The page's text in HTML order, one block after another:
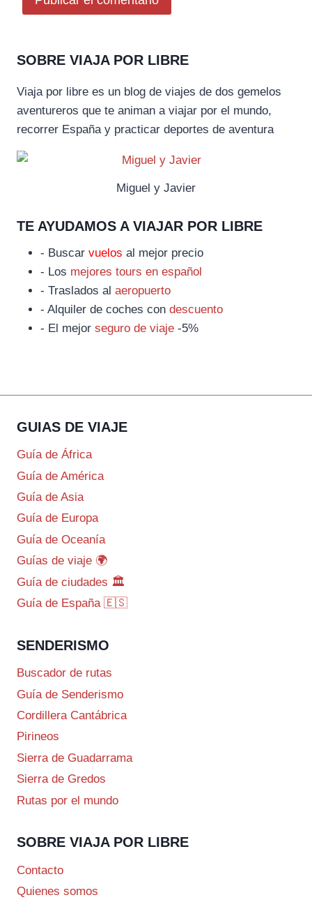
SOBRE VIAJA POR LIBRE
Viaja por libre es un blog de viajes de dos gemelos
aventureros que te animan a viajar por el mundo,
recorrer España y practicar deportes de aventura
Miguel y Javier
TE AYUDAMOS A VIAJAR POR LIBRE
- Buscar vuelos al mejor precio
- Los mejores tours en español
- Traslados al aeropuerto
- Alquiler de coches con descuento
- El mejor seguro de viaje -5%
GUIAS DE VIAJE
Guía de África
Guía de América
Guía de Asia
Guía de Europa
Guía de Oceanía
Guías de viaje 🌍
Guía de ciudades 🏛️
Guía de España 🇪🇸
SENDERISMO
Buscador de rutas
Guía de Senderismo
Cordillera Cantábrica
Pirineos
Sierra de Guadarrama
Sierra de Gredos
Rutas por el mundo
SOBRE VIAJA POR LIBRE
Contacto
Quienes somos